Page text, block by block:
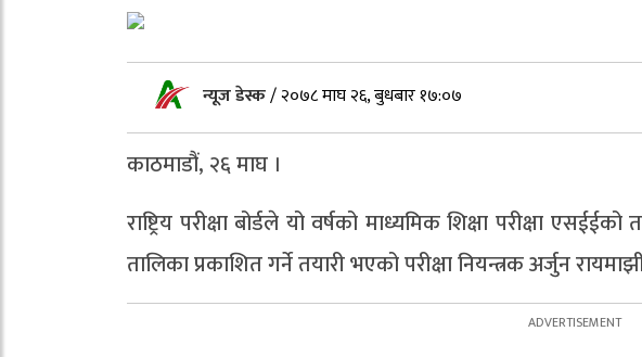
न्यूज डेस्क/२०७८ माघ २६, बुधबार १७:०७
काठमाडौं, २६ माघ ।
राष्ट्रिय परीक्षा बोर्डले यो वर्षको माध्यमिक शिक्षा परीक्षा
तालिका प्रकाशित गर्ने तयारी भएको परीक्षा नियन्त्रक अर्जुन